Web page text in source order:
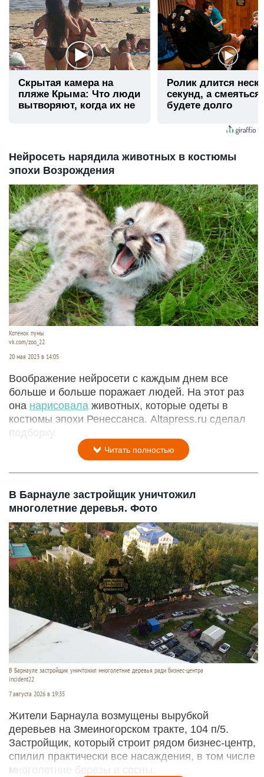
Скрытая камера на
пляже Крыма: Что люди
вытворяют, когда их не
Ролик длится
секунд, а
будете долго
Нейросеть нарядила животных в костюмы
эпохи Возрождения
Котенок пумы
vk.com/zoo_22
20 мая 2023 в 14:05
Воображение нейросети с каждым днем все
больше и больше поражает людей. На этот раз
она нарисовала животных, которые одеты в
костюмы эпохи Ренессанса. Altapress.ru сделал
подборку.
Читать полностью
В Барнауле застройщик уничтожил
многолетние деревья. Фото
В Барнауле застройщик уничтожил многолетние деревья ради бизнес-центра
incident22
7 августа 2026 в 19:35
Жители Барнаула возмущены вырубкой
деревьев на Змеиногорском тракте, 104 п/5.
Застройщик, который строит рядом бизнес-центр,
спилил практически все насаждения, в том числе
многолетние березы и сосны.